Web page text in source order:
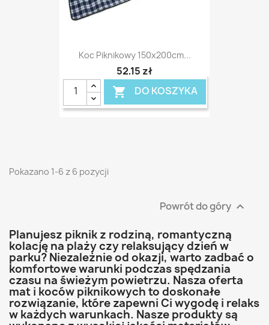
Koc Piknikowy 150x200cm...
52,15 zł
 DO KOSZYKA
Pokazano 1-6 z 6 pozycji
Powrót do góry 
Planujesz piknik z rodziną, romantyczną
kolację na plaży czy relaksujący dzień w
parku? Niezależnie od okazji, warto zadbać o
komfortowe warunki podczas spędzania
czasu na świeżym powietrzu. Nasza oferta
mat i koców piknikowych to doskonałe
rozwiązanie, które zapewni Ci wygodę i relaks
w każdych warunkach. Nasze produkty są